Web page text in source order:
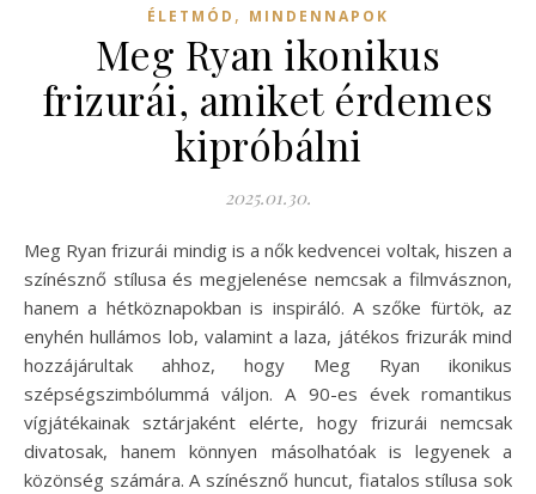
ÉLETMÓD , MINDENNAPOK
Meg Ryan ikonikus
frizurái, amiket érdemes
kipróbálni
2025.01.30.
Meg Ryan frizurái mindig is a nők kedvencei voltak, hiszen a
színésznő stílusa és megjelenése nemcsak a filmvásznon,
hanem a hétköznapokban is inspiráló. A szőke fürtök, az
enyhén hullámos lob, valamint a laza, játékos frizurák mind
hozzájárultak ahhoz, hogy Meg Ryan ikonikus
szépségszimbólummá váljon. A 90-es évek romantikus
vígjátékainak sztárjaként elérte, hogy frizurái nemcsak
divatosak, hanem könnyen másolhatóak is legyenek a
közönség számára. A színésznő huncut, fiatalos stílusa sok